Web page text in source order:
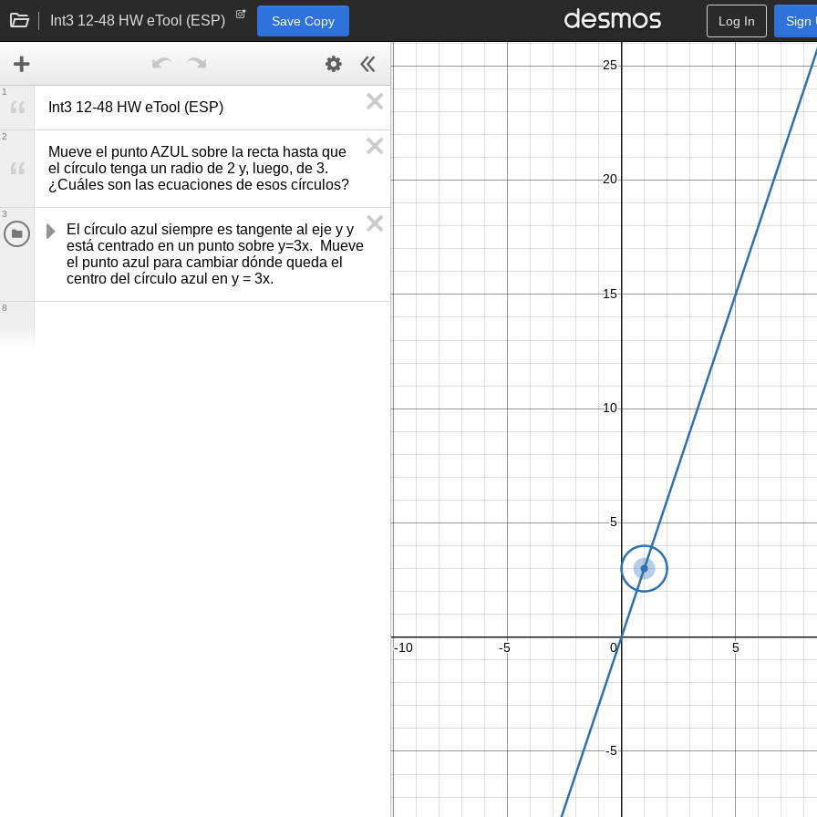
Int3 12-48 HW eTool (ESP) Save Copy Log In Sign
Int3 12-48 HW eTool (ESP)
1
Mueve el punto AZUL sobre la recta hasta que
el círculo tenga un radio de 2 y, luego, de 3.
¿Cuáles son las ecuaciones de esos círculos?
2
El círculo azul siempre es tangente al eje y y
está centrado en un punto sobre y=3x.  Mueve
el punto azul para cambiar dónde queda el
centro del círculo azul en y = 3x.
3
8